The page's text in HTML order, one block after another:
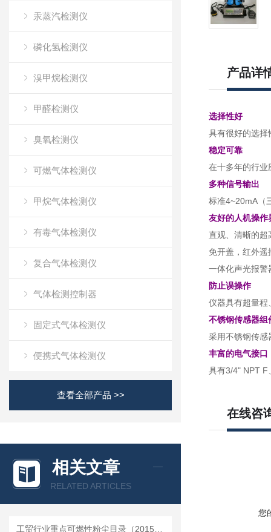
汞蒸汽检测仪
磷化氢检测仪
溴甲烷检测仪
甲醛检测仪
臭氧检测仪
可燃气体检测仪
甲烷气体检测仪
有毒气体检测仪
复合气体检测仪
气体检测控制器
固定式气体检测仪
便携式气体检测仪
查看全部产品 >>
相关文章
RELATED ARTICLES
产品详
选择性好
具有很好的选择
稳定可靠
在十多年的行业
多种信号输出
标准4~20mA（
友好的人机操作
直观、清晰的超
免开盖，红外遥
一体化声光报警
防止误操作
仪器具有超量程
不锈钢传感器组
采用不锈钢传感
丰富的电气接口
具有3/4" NPT F
在线咨
您